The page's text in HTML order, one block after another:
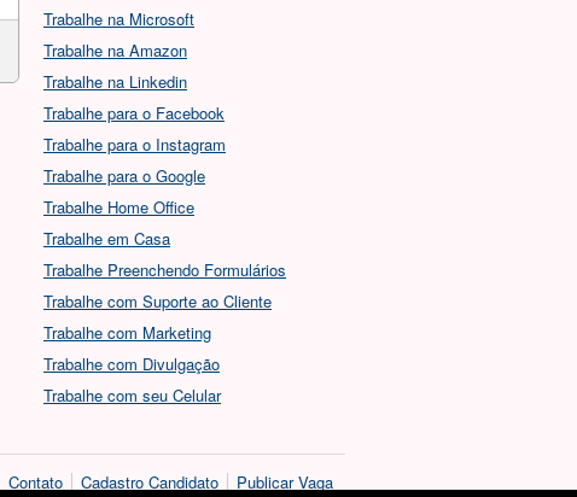
Trabalhe na Microsoft
Trabalhe na Amazon
Trabalhe na Linkedin
Trabalhe para o Facebook
Trabalhe para o Instagram
Trabalhe para o Google
Trabalhe Home Office
Trabalhe em Casa
Trabalhe Preenchendo Formulários
Trabalhe com Suporte ao Cliente
Trabalhe com Marketing
Trabalhe com Divulgação
Trabalhe com seu Celular
Contato Cadastro Candidato Publicar Vaga